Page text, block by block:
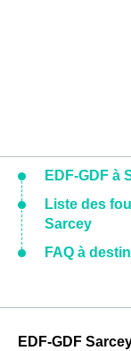
EDF-GDF à
Liste des
Sarcey
FAQ à
EDF-GDF